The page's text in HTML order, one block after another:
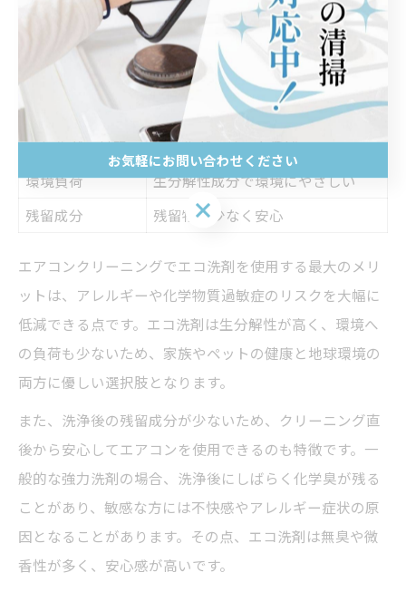
エアコンクリーニングでエコ洗剤を使うメリ
ット
内容
アレルギー対策
アレルギーリスク低減
環境負荷
生分解性成分で環境にやさしい
残留成分
残留物が少なく安心
エアコンクリーニングでエコ洗剤を使用する最大のメリ
ットは、アレルギーや化学物質過敏症のリスクを大幅に
低減できる点です。エコ洗剤は生分解性が高く、環境へ
の負荷も少ないため、家族やペットの健康と地球環境の
両方に優しい選択肢となります。
また、洗浄後の残留成分が少ないため、クリーニング直
後から安心してエアコンを使用できるのも特徴です。一
般的な強力洗剤の場合、洗浄後にしばらく化学臭が残る
ことがあり、敏感な方には不快感やアレルギー症状の原
因となることがあります。その点、エコ洗剤は無臭や微
香性が多く、安心感が高いです。
お気軽にお問い合わせください
お気軽にお問い合わせください